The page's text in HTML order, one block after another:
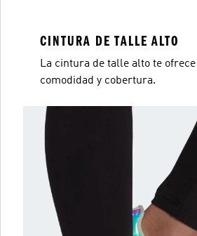
CINTURA DE TALLE ALTO
La cintura de talle alto te
comodidad y cobertura.